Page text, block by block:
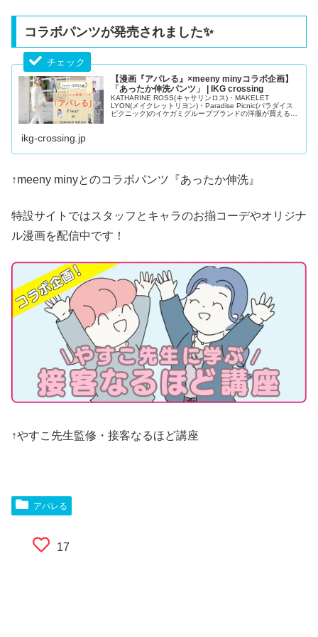
コラボパンツが発売されました✨
【漫画『アパレる』×meeny minyコラボ企画】
「あったか伸洗パンツ」 | IKG crossing
KATHARINE ROSS(キャサリンロス)・MAKELET
LYON(メイクレットリヨン)・Paradise Picnic(パラダイス
ピクニック)のイケガミグループブランドの洋服が買える公
ikg-crossing.jp
↑meeny minyとのコラボパンツ『あったか伸洗』
特設サイトではスタッフとキャラのお揃コーデやオリジナ
ル漫画を配信中です！
↑やすこ先生監修・接客なるほど講座
アパレる
17